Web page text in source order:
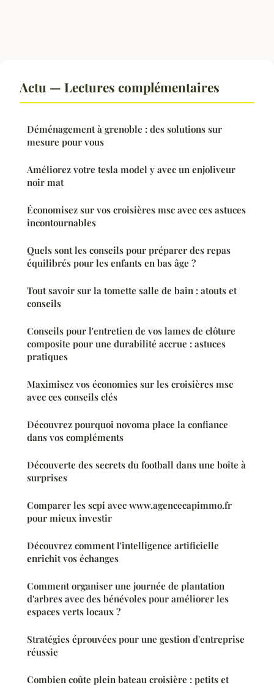
Actu — Lectures complémentaires
Déménagement à grenoble : des solutions sur
mesure pour vous
Améliorez votre tesla model y avec un enjoliveur
noir mat
Économisez sur vos croisières msc avec ces astuces
incontournables
Quels sont les conseils pour préparer des repas
équilibrés pour les enfants en bas âge ?
Tout savoir sur la tomette salle de bain : atouts et
conseils
Conseils pour l'entretien de vos lames de clôture
composite pour une durabilité accrue : astuces
pratiques
Maximisez vos économies sur les croisières msc
avec ces conseils clés
Découvrez pourquoi novoma place la confiance
dans vos compléments
Découverte des secrets du football dans une boîte à
surprises
Comparer les scpi avec www.agencecapimmo.fr
pour mieux investir
Découvrez comment l'intelligence artificielle
enrichit vos échanges
Comment organiser une journée de plantation
d'arbres avec des bénévoles pour améliorer les
espaces verts locaux ?
Stratégies éprouvées pour une gestion d'entreprise
réussie
Combien coûte plein bateau croisière : petits et